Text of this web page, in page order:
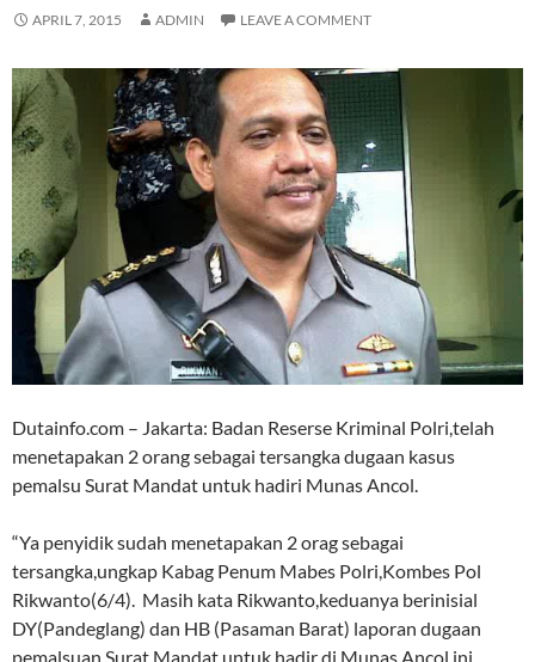
APRIL 7, 2015 ADMIN LEAVE A COMMENT
Dutainfo.com – Jakarta: Badan Reserse Kriminal Polri,telah
menetapakan 2 orang sebagai tersangka dugaan kasus
pemalsu Surat Mandat untuk hadiri Munas Ancol.
“Ya penyidik sudah menetapakan 2 orag sebagai
tersangka,ungkap Kabag Penum Mabes Polri,Kombes Pol
Rikwanto(6/4). Masih kata Rikwanto,keduanya berinisial
DY(Pandeglang) dan HB (Pasaman Barat) laporan dugaan
pemalsuan Surat Mandat untuk hadir di Munas Ancol ini